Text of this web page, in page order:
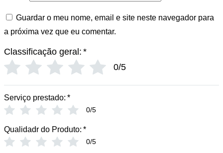
Guardar o meu nome, email e site neste navegador para
a próxima vez que eu comentar.
Classificação geral: *
0/5
Serviço prestado: *
0/5
Qualidadr do Produto: *
0/5